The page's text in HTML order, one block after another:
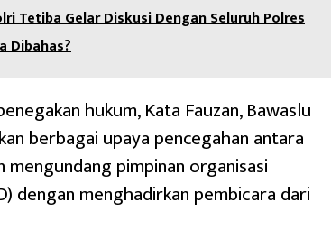
Tetiba Gelar Diskusi Dengan Seluruh Polres
Dibahas?
hukum, Kata Fauzan, Bawaslu
berbagai upaya pencegahan antara
mengundang pimpinan organisasi
dengan menghadirkan pembicara dari